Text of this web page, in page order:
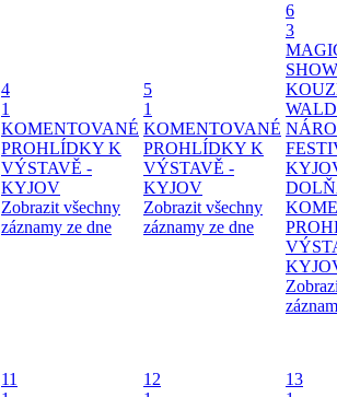
4
1
KOMENTOVANÉ
PROHLÍDKY K
VÝSTAVĚ -
KYJOV
Zobrazit všechny
záznamy ze dne
5
1
KOMENTOVANÉ
PROHLÍDKY K
VÝSTAVĚ -
KYJOV
Zobrazit všechny
záznamy ze dne
6
3
11
12
13